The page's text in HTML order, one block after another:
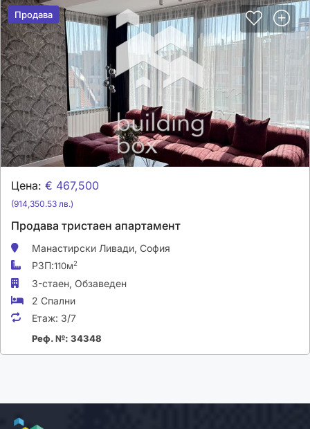
Продава
Продава
Цена: € 467,500
(914,350.53 лв.)
Продава тристаен апартамент
Манастирски Ливади, София
РЗП:110м2
3-стаен, Обзаведен
2 Спални
Етаж: 3/7
Реф. №: 34348